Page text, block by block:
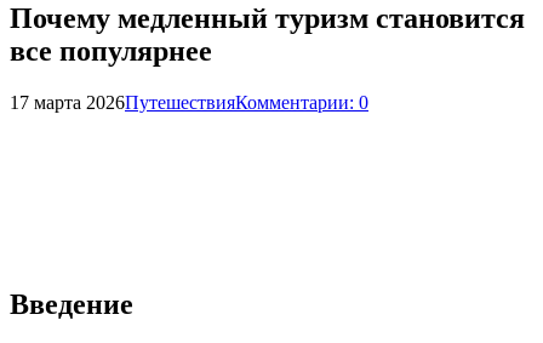
Почему медленный туризм становится
все популярнее
17 марта 2026ПутешествияКомментарии: 0
Введение